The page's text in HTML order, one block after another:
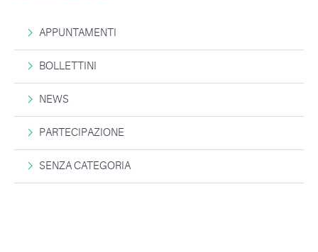
APPUNTAMENTI
BOLLETTINI
NEWS
PARTECIPAZIONE
SENZA CATEGORIA